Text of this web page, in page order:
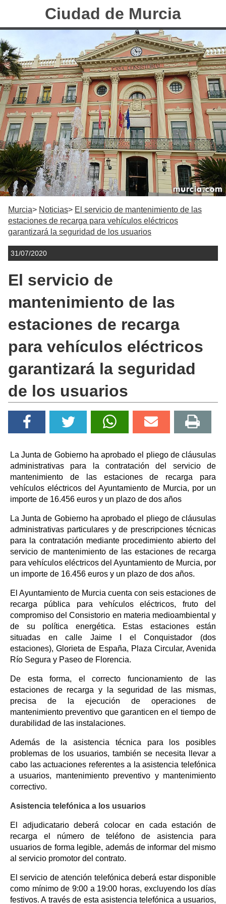
Ciudad de Murcia
Murcia Noticias
El servicio de mantenimiento de las
estaciones de recarga para vehículos eléctricos
garantizará la seguridad de los usuarios
31/07/2020
El servicio de
mantenimiento de las
estaciones de recarga
para vehículos eléctricos
garantizará la seguridad
de los usuarios
La Junta de Gobierno ha aprobado el pliego de cláusulas
administrativas para la contratación del servicio de
mantenimiento de las estaciones de recarga para
vehículos eléctricos del Ayuntamiento de Murcia, por un
importe de 16.456 euros y un plazo de dos años
La Junta de Gobierno ha aprobado el pliego de cláusulas
administrativas particulares y de prescripciones técnicas
para la contratación mediante procedimiento abierto del
servicio de mantenimiento de las estaciones de recarga
para vehículos eléctricos del Ayuntamiento de Murcia, por
un importe de 16.456 euros y un plazo de dos años.
El Ayuntamiento de Murcia cuenta con seis estaciones de
recarga pública para vehículos eléctricos, fruto del
compromiso del Consistorio en materia medioambiental y
de su política energética. Estas estaciones están
situadas en calle Jaime I el Conquistador (dos
estaciones), Glorieta de España, Plaza Circular, Avenida
Río Segura y Paseo de Florencia.
De esta forma, el correcto funcionamiento de las
estaciones de recarga y la seguridad de las mismas,
precisa de la ejecución de operaciones de
mantenimiento preventivo que garanticen en el tiempo de
durabilidad de las instalaciones.
Además de la asistencia técnica para los posibles
problemas de los usuarios, también se necesita llevar a
cabo las actuaciones referentes a la asistencia telefónica
a usuarios, mantenimiento preventivo y mantenimiento
correctivo.
Asistencia telefónica a los usuarios
El adjudicatario deberá colocar en cada estación de
recarga el número de teléfono de asistencia para
usuarios de forma legible, además de informar del mismo
al servicio promotor del contrato.
El servicio de atención telefónica deberá estar disponible
como mínimo de 9:00 a 19:00 horas, excluyendo los días
festivos. A través de esta asistencia telefónica a usuarios,